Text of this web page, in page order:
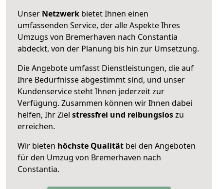
Unser Netzwerk bietet Ihnen einen
umfassenden Service, der alle Aspekte Ihres
Umzugs von Bremerhaven nach Constantia
abdeckt, von der Planung bis hin zur Umsetzung.
Die Angebote umfasst Dienstleistungen, die auf
Ihre Bedürfnisse abgestimmt sind, und unser
Kundenservice steht Ihnen jederzeit zur
Verfügung. Zusammen können wir Ihnen dabei
helfen, Ihr Ziel stressfrei und reibungsloszu
erreichen.
Wir bieten höchste Qualität bei den Angeboten
für den Umzug von Bremerhaven nach
Constantia.